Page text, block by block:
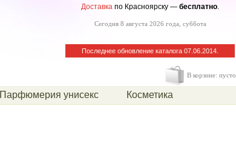
Доставка по Красноярску — бесплатно.
Сегодня 8 августа 2026 года, суббота
Последнее обновление каталога 07.06.2014.
В корзине: пусто.
Парфюмерия унисекс Косметика